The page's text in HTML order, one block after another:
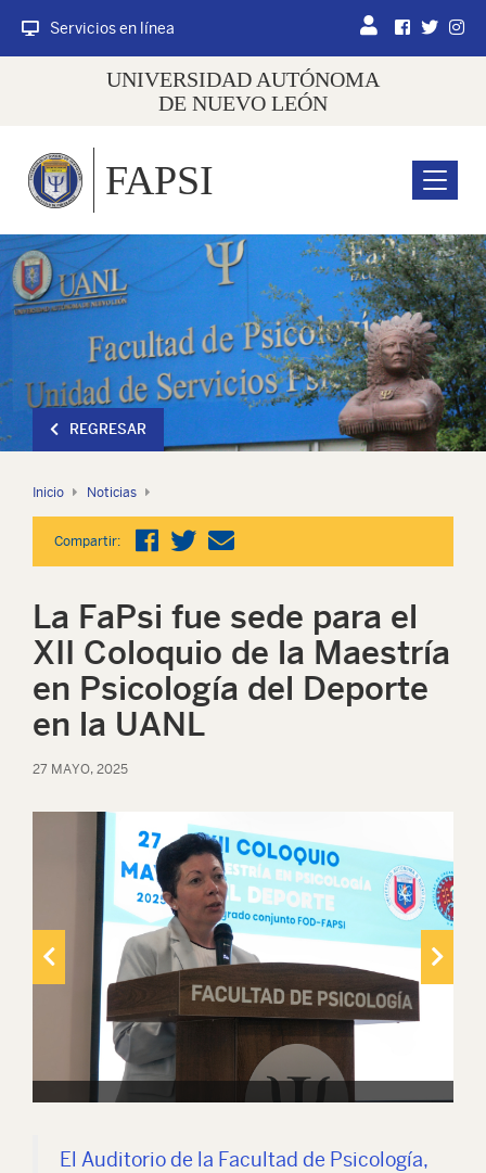
Servicios en línea
UNIVERSIDAD AUTÓNOMA
DE NUEVO LEÓN
Menu
FAPSI
REGRESAR
Inicio Noticias
Compartir:
La FaPsi fue sede para el
XII Coloquio de la Maestría
en Psicología del Deporte
en la UANL
27 MAYO, 2025
El Auditorio de la Facultad de Psicología,